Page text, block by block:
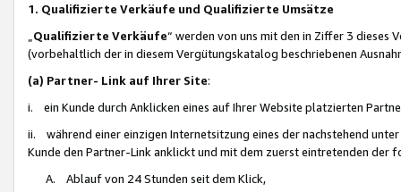
1. Qualifizierte Verkäufe und Qualifizierte Umsätze
Qualifizierte Verkäufe“ werden von uns mit den in Ziffer 3
(vorbehaltlich der in diesem Vergütungskatalog beschriebenen
(a) Partner- Link auf Ihrer Site:
i. ein Kunde durch Anklicken eines auf Ihrer Website platzierten
ii. während einer einzigen Internetsitzung eines der nachstehend
Kunde den Partner-Link anklickt und mit dem zuerst eintretenden der
A. Ablauf von 24 Stunden seit dem Klick,